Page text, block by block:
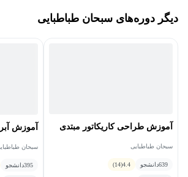
پاستل گچی ، آبرنگ ، طراحی با مداد و... است.
دیگر دوره‌های سبحان طباطبایی
آموزش طراحی کاریکاتور مبتدی
سبحان طباطبایی
639دانشجو 4.4
(14)
آموزش
سبحان
395دانشجو